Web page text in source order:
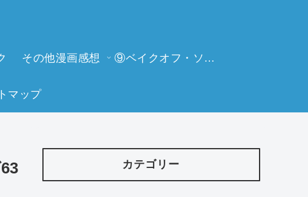
その他漫画感想 ⑨ベイクオフ・ソーイングビー
マップ
カテゴリー